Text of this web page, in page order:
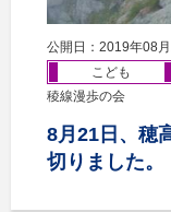
公開日：2019年08
こども
稜線漫歩の会
8月21日、穂
切りました。